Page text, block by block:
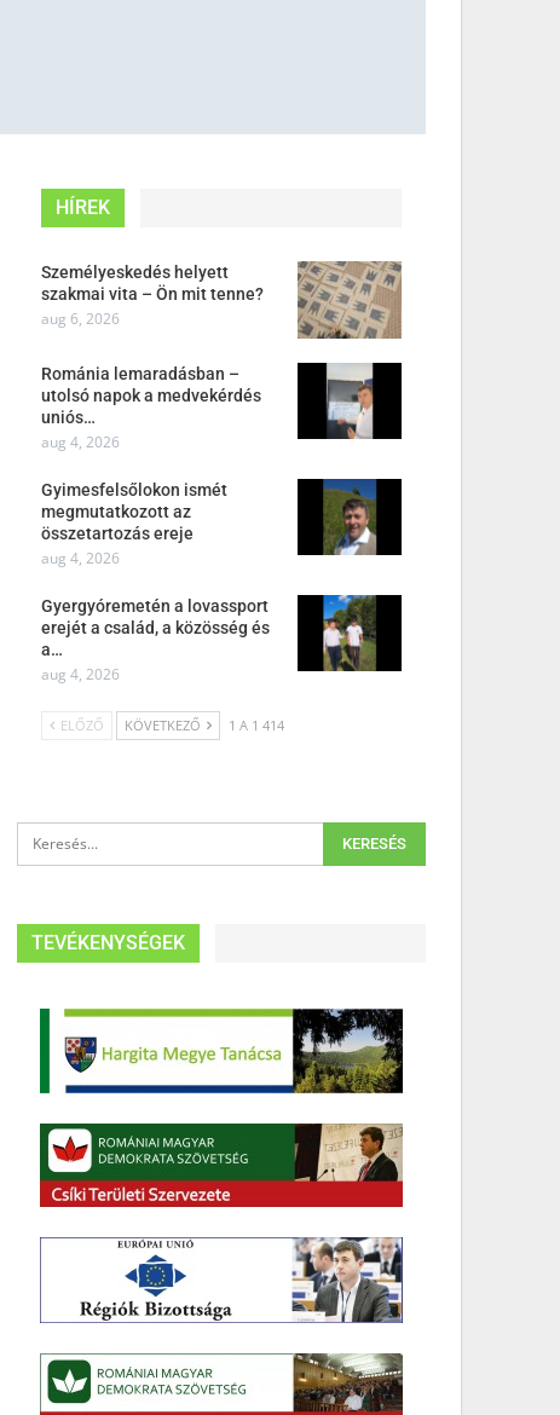
HÍREK
Személyeskedés helyett
szakmai vita – Ön mit tenne?
aug 6, 2026
Románia lemaradásban –
utolsó napok a medvekérdés
uniós…
aug 4, 2026
Gyimesfelsőlokon ismét
megmutatkozott az
összetartozás ereje
aug 4, 2026
Gyergyóremetén a lovassport
erejét a család, a közösség és
a…
aug 4, 2026
ELŐZŐ KÖVETKEZŐ 1 A 1 414
TEVÉKENYSÉGEK